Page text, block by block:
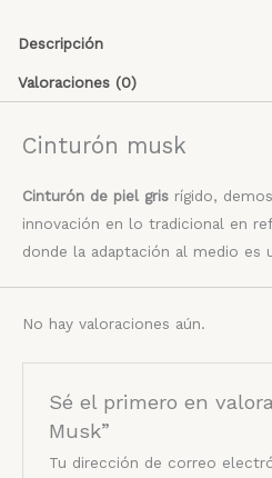
Descripción
Valoraciones (0)
Cinturón musk
Cinturón de piel gris rígido,
innovación en lo tradicional en
donde la adaptación al medio es
No hay valoraciones aún.
Sé el primero en
Musk”
Tu dirección de correo